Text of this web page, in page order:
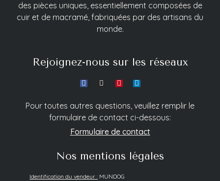
des pièces uniques, essentiellement composées de
cuir et de macramé, fabriquées par des artisans du
monde.
Rejoignez-nous sur les réseaux
Pour toutes autres questions, veuillez remplir le
formulaire de contact ci-dessous:
Formulaire de contact
Nos mentions légales
Identification du vendeur : MUNDOG